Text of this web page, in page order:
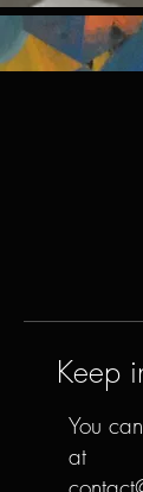
Keep
You
at